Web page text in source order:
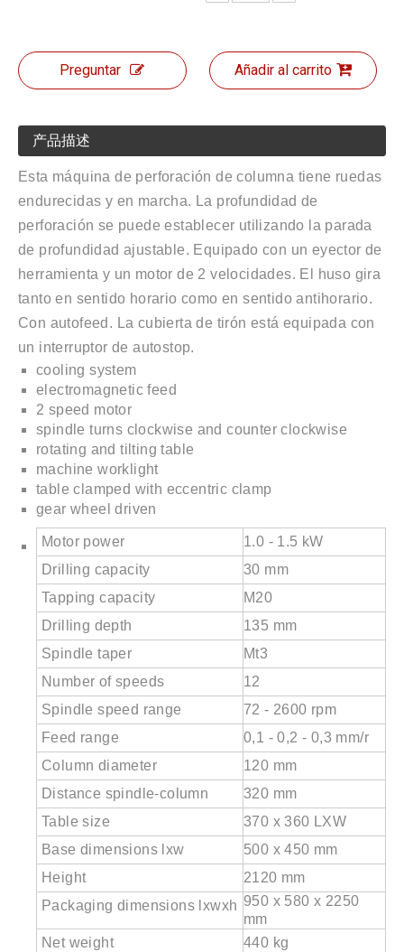
Preguntar Añadir al carrito
产品描述
Esta máquina de perforación de columna tiene ruedas
endurecidas y en marcha. La profundidad de
perforación se puede establecer utilizando la parada
de profundidad ajustable. Equipado con un eyector de
herramienta y un motor de 2 velocidades. El huso gira
tanto en sentido horario como en sentido antihorario.
Con autofeed. La cubierta de tirón está equipada con
un interruptor de autostop.
cooling system
electromagnetic feed
2 speed motor
spindle turns clockwise and counter clockwise
rotating and tilting table
machine worklight
table clamped with eccentric clamp
gear wheel driven
Motor power
1.0 - 1.5 kW
Drilling capacity
30 mm
Tapping capacity
M20
Drilling depth
135 mm
Spindle taper
Mt3
Number of speeds
12
Spindle speed range
72 - 2600 rpm
Feed range
0,1 - 0,2 - 0,3 mm/r
Column diameter
120 mm
Distance spindle-column
320 mm
Table size
370 x 360 LXW
Base dimensions lxw
500 x 450 mm
Height
2120 mm
Packaging dimensions lxwxh 950 x 580 x 2250
mm
Net weight
440 kg